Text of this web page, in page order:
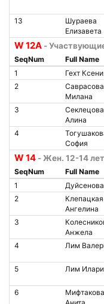
13
Шураева
Елизавета
W 12A -
SeqNum Full Name
1
Гехт
2
Саврасова
Милана
3
Секлецова
Алина
4
София
W 14 - Жен. 12-14 лет
SeqNum Full Name
1
2
Клепацкая
Ангелина
3
Анжела
4 Лим
5 Лим
6
Мифтакова